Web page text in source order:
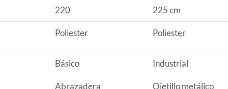
220 225 cm
Poliester Poliester
Básico Industrial
Abrazadera Ojetillo metálico